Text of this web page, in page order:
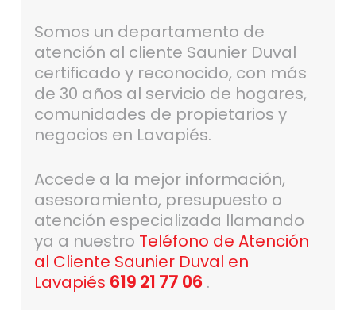
Somos un departamento de
atención al cliente Saunier Duval
certificado y reconocido, con más
de 30 años al servicio de hogares,
comunidades de propietarios y
negocios en Lavapiés.
Accede a la mejor información,
asesoramiento, presupuesto o
atención especializada llamando
ya a nuestro Teléfono de Atención
al Cliente Saunier Duval en
Lavapiés 619 21 77 06 .